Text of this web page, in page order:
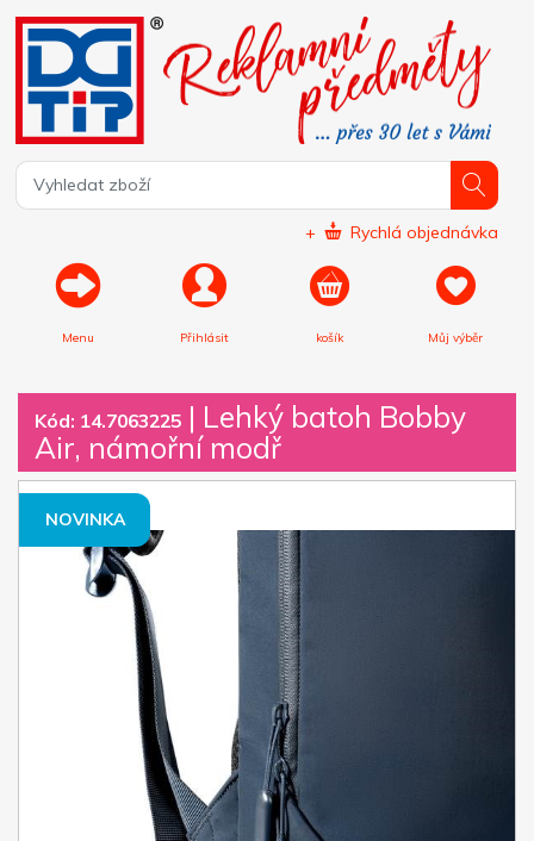
+ Rychlá objednávka
Menu Přihlásit košík Můj výběr
Kód: 14.7063225 | Lehký batoh Bobby
Air, námořní modř
NOVINKA